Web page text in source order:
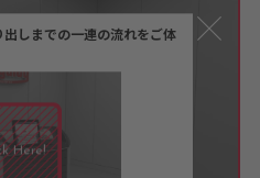
出しまでの一連の流れをご体
Here!